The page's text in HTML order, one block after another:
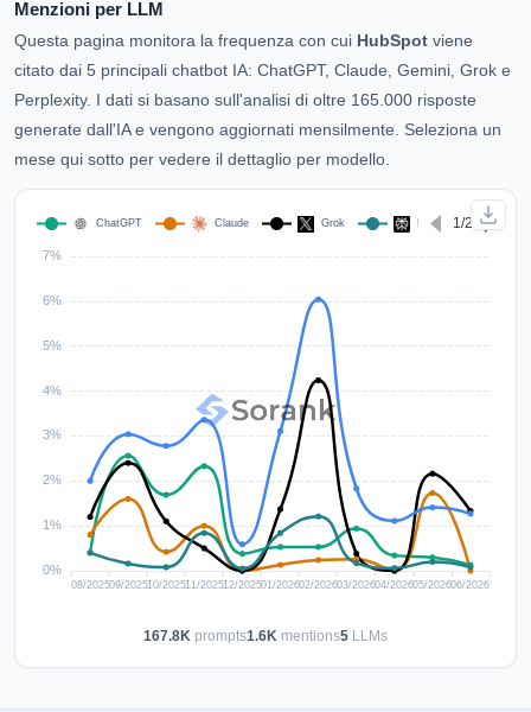
Menzioni per LLM
Questa pagina monitora la frequenza con cui HubSpot viene
citato dai 5 principali chatbot IA: ChatGPT, Claude, Gemini, Grok e
Perplexity. I dati si basano sull'analisi di oltre 165.000 risposte
generate dall'IA e vengono aggiornati mensilmente. Seleziona un
mese qui sotto per vedere il dettaglio per modello.
167.8K prompts1.6K mentions5 LLMs